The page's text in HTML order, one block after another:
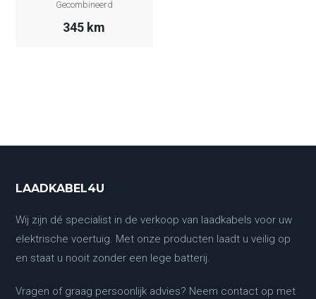
Gecombineerd
345 km
LAADKABEL4U
Wij zijn dé specialist in de verkoop van laadkabels voor uw
elektrische voertuig. Met onze producten laadt u veilig op
en staat u nooit zonder een lege batterij.
Vragen of graag persoonlijk advies? Neem contact op met